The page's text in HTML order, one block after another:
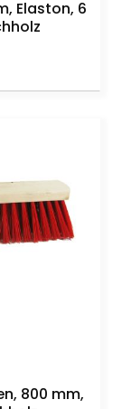
Elaston, 6
800 mm,